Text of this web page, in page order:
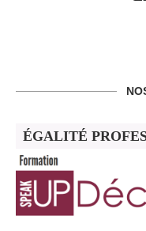
ÉGALITÉ